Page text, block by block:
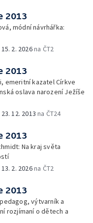
2013
módní návrhářka:
15. 2. 2026na ČT2
2013
emeritní kazatel Církve
oslava narození Ježíše
23. 12. 2013 na ČT24
2013
Na kraj světa
13. 2. 2026na ČT2
2013
výtvarník a
rozjímaní o dětech a